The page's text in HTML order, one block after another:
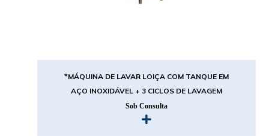
*MÁQUINA DE LAVAR LOIÇA COM TANQUE EM
AÇO INOXIDÁVEL + 3 CICLOS DE LAVAGEM
Sob Consulta